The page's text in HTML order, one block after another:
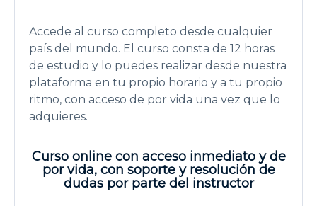
Accede al curso completo desde cualquier
país del mundo. El curso consta de 12 horas
de estudio y lo puedes realizar desde nuestra
plataforma en tu propio horario y a tu propio
ritmo, con acceso de por vida una vez que lo
adquieres.
Curso online con acceso inmediato y de
por vida, con soporte y resolución de
dudas por parte del instructor